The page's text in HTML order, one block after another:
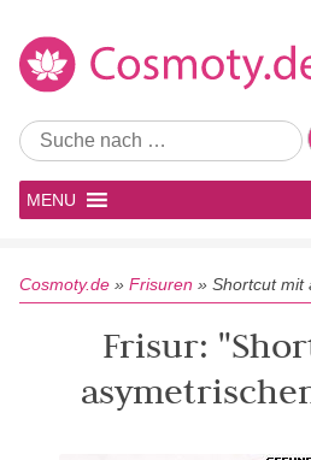
MENU
Cosmoty.de » Frisuren » Shortcut mit
Frisur: